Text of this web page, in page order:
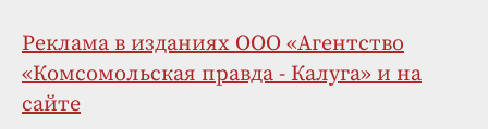
Реклама в изданиях ООО «Агентство
«Комсомольская правда - Калуга» и на
сайте